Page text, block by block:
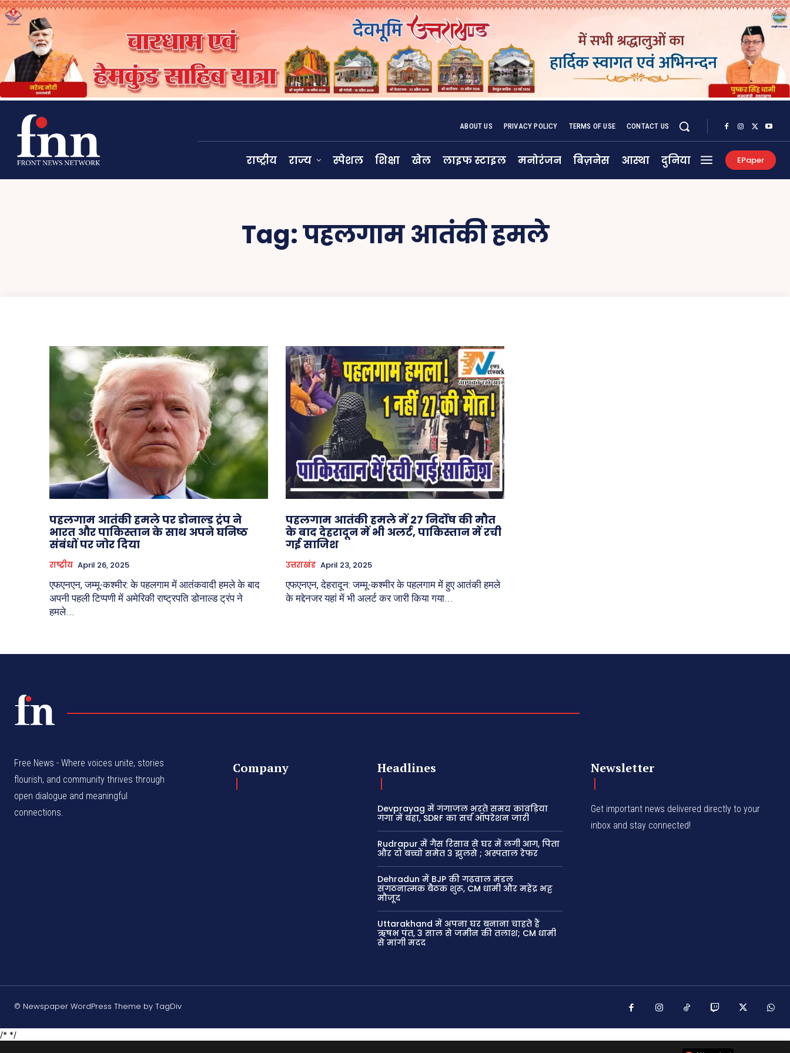
ABOUT US PRIVACY POLICY TERMS OF USE CONTACT US
राष्ट्रीय राज्य स्पेशल शिक्षा खेल लाइफ स्टाइल मनोरंजन बिज़नेस आस्था दुनिया EPaper
Tag:पहलगाम आतंकी हमले
पहलगाम आतंकी हमले पर डोनाल्ड ट्रंप ने
भारत और पाकिस्तान के साथ अपने घनिष्ठ
संबंधों पर जोर दिया
राष्ट्रीय April 26, 2025
एफएनएन, जम्मू-कश्मीर: के पहलगाम में आतंकवादी हमले के बाद
अपनी पहली टिप्पणी में अमेरिकी राष्ट्रपति डोनाल्ड ट्रंप ने
हमले...
पहलगाम आतंकी हमले में 27 निर्दोष की मौत
के बाद देहरादून में भी अलर्ट, पाकिस्तान में रची
गई साजिश
उत्तराखंड April 23, 2025
एफएनएन, देहरादून: जम्मू-कश्मीर के पहलगाम में हुए आतंकी हमले
के मद्देनजर यहां में भी अलर्ट कर जारी किया गया...
Free News - Where voices unite, stories
flourish, and community thrives through
open dialogue and meaningful
connections.
Company Headlines
Devprayag में गंगाजल भरते समय कांवड़िया
गंगा में बहा, SDRF का सर्च ऑपरेशन जारी
Rudrapur में गैस रिसाव से घर में लगी आग, पिता
और दो बच्चों समेत 3 झुलसे ; अस्पताल रेफर
Dehradun में BJP की गढ़वाल मंडल
संगठनात्मक बैठक शुरू, CM धामी और महेंद्र भट्ट
मौजूद
Uttarakhand में अपना घर बनाना चाहते हैं
ऋषभ पंत, 3 साल से जमीन की तलाश; CM धामी
से मांगी मदद
Newsletter
Get important news delivered directly to your
inbox and stay connected!
© Newspaper WordPress Theme by TagDiv
/* */